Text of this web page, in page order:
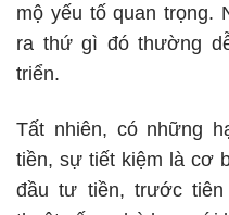
mộ yếu tố quan trọng.
ra thứ gì đó thường
triển.
Tất nhiên, có những
tiền, sự tiết kiệm là cơ
đầu tư tiền, trước